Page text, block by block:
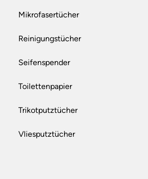
Mikrofasertücher
Reinigungstücher
Seifenspender
Toilettenpapier
Trikotputztücher
Vliesputztücher